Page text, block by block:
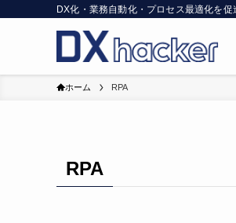
DX化・業務自動化・プロセス最適化を促
ホーム RPA
RPA